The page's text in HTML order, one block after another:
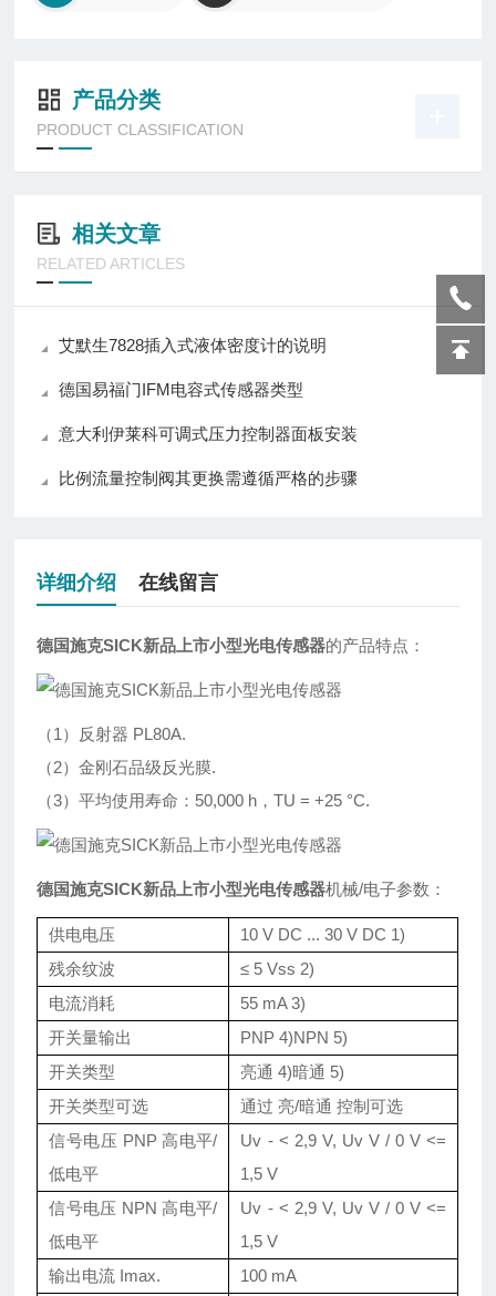
产品分类
PRODUCT CLASSIFICATION
相关文章
RELATED ARTICLES
艾默生7828插入式液体密度计的说明
德国易福门IFM电容式传感器类型
意大利伊莱科可调式压力控制器面板安装
比例流量控制阀其更换需遵循严格的步骤
详细介绍 在线留言
德国施克SICK新品上市小型光电传感器的产品特点：
（1）反射器 PL80A.
（2）金刚石品级反光膜.
（3）平均使用寿命：50,000 h，TU = +25 °C.
德国施克SICK新品上市小型光电传感器机械/电子参数：
供电电压
10 V DC ... 30 V DC 1)
残余纹波
≤ 5 Vss 2)
电流消耗
55 mA 3)
开关量输出
PNP 4)NPN 5)
开关类型
亮通 4)暗通 5)
开关类型可选
通过 亮/暗通 控制可选
信号电压 PNP 高电平/
低电平
Uv - < 2,9 V, Uv V / 0 V <=
1,5 V
信号电压 NPN 高电平/
低电平
Uv - < 2,9 V, Uv V / 0 V <=
1,5 V
输出电流 Imax.
100 mA